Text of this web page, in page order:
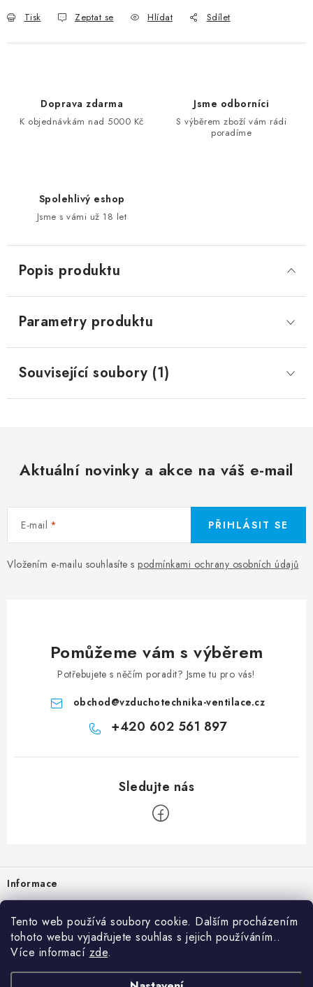
Tento web používá soubory cookie. Dalším procházením
tohoto webu vyjadřujete souhlas s jejich používáním..
Více informací zde.
Tisk Zeptat se Hlídat Sdílet
Doprava zdarma
K objednávkám nad 5000 Kč
Jsme odborníci
S výběrem zboží vám rádi
poradíme
Spolehlivý eshop
Jsme s vámi už 18 let
Popis produktu
Parametry produktu
Související soubory (1)
Aktuální novinky a akce na váš e-mail
E-mail
Vložením e-mailu souhlasíte s podmínkami ochrany osobních údajů
PŘIHLÁSIT SE
Pomůžeme vám s výběrem
Potřebujete s něčím poradit? Jsme tu pro vás!
obchod@vzduchotechnika-ventilace.cz
+420 602 561 897
Informace
Prodejna
Rady a tipy